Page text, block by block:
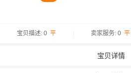
宝贝描述: 0 平 卖家服务: 0 平
宝贝详情